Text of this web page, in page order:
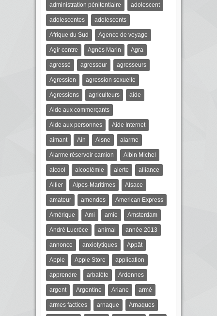
administration pénitentiaire adolescent
adolescentes adolescents
Afrique du Sud Agence de voyage
Agir contre Agnès Marin Agra
agressé agresseur agresseurs
Agression agression sexuelle
Agressions agriculteurs aide
Aide aux commerçants
Aide aux personnes Aide Internet
aimant Ain Aisne alarme
Alarme réservoir camion Albin Michel
alcool alcoolémie alerte alliance
Allier Alpes-Maritimes Alsace
amateur amendes American Express
Amérique Ami amie Amsterdam
André Lucrèce animal année 2013
annonce anxiolytiques Appât
Apple Apple Store application
apprendre arbalète Ardennes
argent Argentine Ariane armé
armes factices arnaque Arnaques